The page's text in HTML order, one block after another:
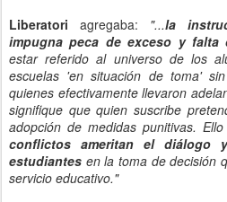
Liberatori agregaba: "...la
impugna peca de exceso y falta
estar referido al universo de los
escuelas 'en situación de toma'
quienes efectivamente llevaron
signifique que quien suscribe
adopción de medidas punitivas.
conflictos ameritan el diálogo
estudiantes en la toma de decisión
servicio educativo."